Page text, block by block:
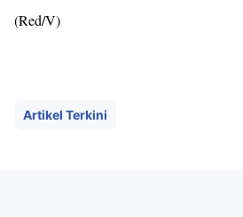
(Red/V)
Artikel Terkini